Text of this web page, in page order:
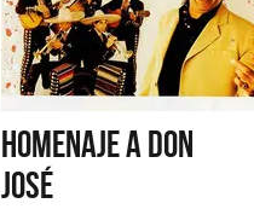
HOMENAJE A DON
JOSÉ